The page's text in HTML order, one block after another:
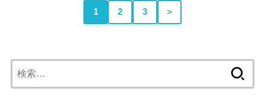
1 2 3 ＞
索: